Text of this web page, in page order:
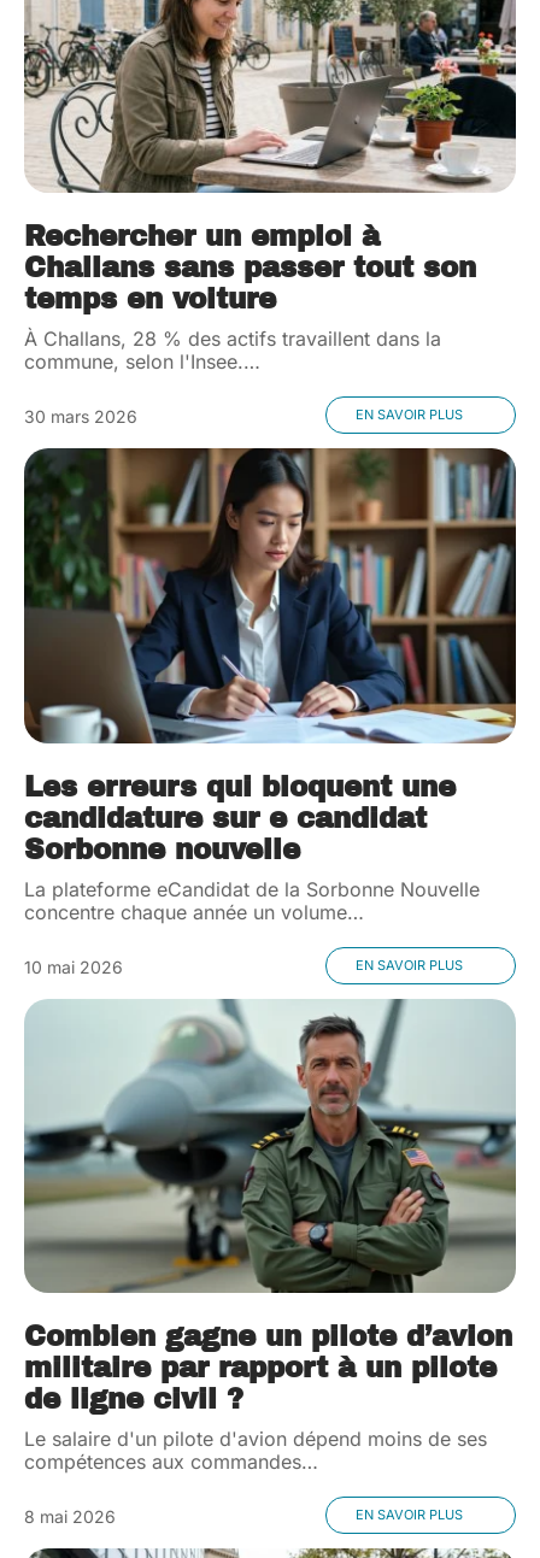
Rechercher un emploi à
Challans sans passer tout son
temps en voiture
À Challans, 28 % des actifs travaillent dans la
commune, selon l'Insee.…
30 mars 2026 EN SAVOIR PLUS
Les erreurs qui bloquent une
candidature sur e candidat
Sorbonne nouvelle
La plateforme eCandidat de la Sorbonne Nouvelle
concentre chaque année un volume…
10 mai 2026 EN SAVOIR PLUS
Combien gagne un pilote d’avion
militaire par rapport à un pilote
de ligne civil ?
Le salaire d'un pilote d'avion dépend moins de ses
compétences aux commandes…
8 mai 2026 EN SAVOIR PLUS